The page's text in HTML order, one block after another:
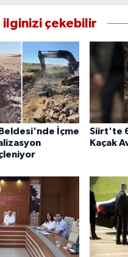
ilginizi çekebilir
İçme
Siirt'te 6
Kaçak